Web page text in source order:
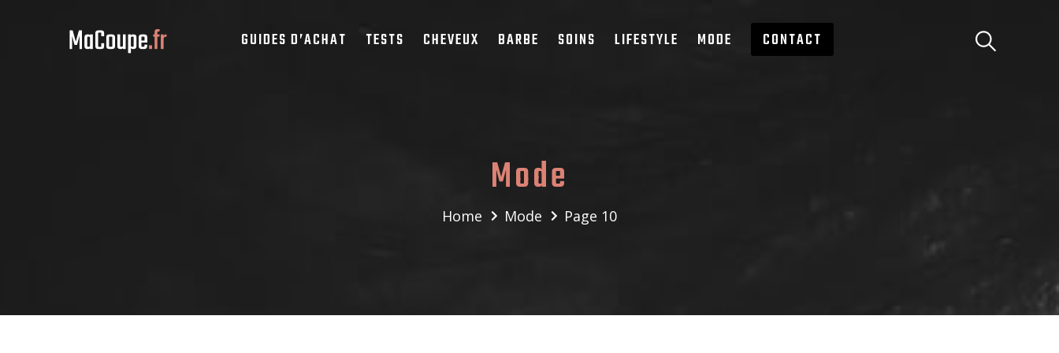
GUIDES D’ACHAT TESTS CHEVEUX BARBE SOINS LIFESTYLE MODE CONTACT
Mode
Home Mode Page 10